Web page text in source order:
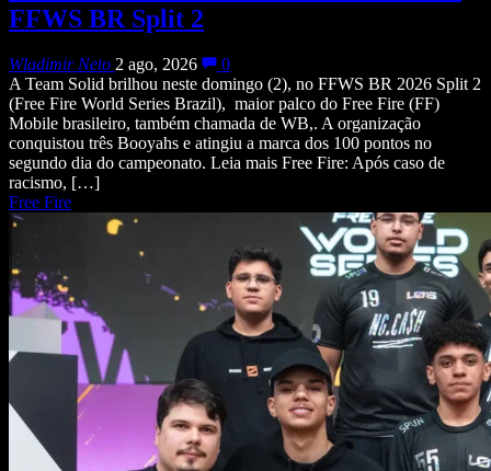
FFWS BR Split 2
Wladimir Neto 2 ago, 2026
0
A Team Solid brilhou neste domingo (2), no FFWS BR 2026 Split 2
(Free Fire World Series Brazil), maior palco do Free Fire (FF)
Mobile brasileiro, também chamada de WB,. A organização
conquistou três Booyahs e atingiu a marca dos 100 pontos no
segundo dia do campeonato. Leia mais Free Fire: Após caso de
racismo, […]
Free Fire